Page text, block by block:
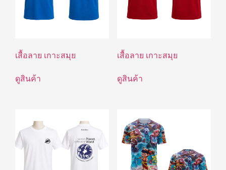
เสื้อลาย เกาะสมุย
ดูสินค้า
เสื้อลาย เกาะสมุย
ดูสินค้า